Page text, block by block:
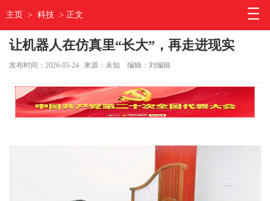
主页 > 科技 > 正文
让机器人在仿真里“长大”，再走进现实
发布时间：2026-05-24 来源：未知 编辑：刘编辑